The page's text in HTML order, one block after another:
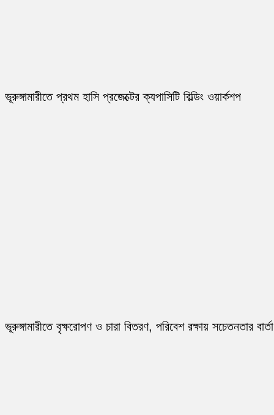
ভূরুঙ্গামারীতে প্রথম হাসি প্রজেক্টের ক্যপাসিটি বিল্ডিং ওয়ার্কশপ
ভূরুঙ্গামারীতে বৃক্ষরোপণ ও চারা বিতরণ, পরিবেশ রক্ষায় সচেতনতার বার্তা